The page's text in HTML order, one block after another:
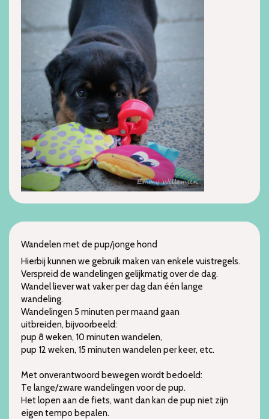
Wandelen met de pup/jonge hond
Hierbij kunnen we gebruik maken van enkele vuistregels.
Verspreid de wandelingen gelijkmatig over de dag.
Wandel liever wat vaker per dag dan één lange
wandeling.
Wandelingen 5 minuten per maand gaan
uitbreiden, bijvoorbeeld:
pup 8 weken, 10 minuten wandelen,
pup 12 weken, 15 minuten wandelen per keer, etc.
Met onverantwoord bewegen wordt bedoeld:
Te lange/zware wandelingen voor de pup.
Het lopen aan de fiets, want dan kan de pup niet zijn
eigen tempo bepalen.